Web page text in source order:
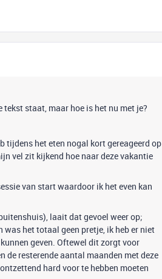
staat, maar hoe is het nu met je?
tijdens het eten nogal kort gereageerd op
vel zit kijkend hoe naar deze vakantie
van start waardoor ik het even kan
laait dat gevoel weer op;
het totaal geen pretje, ik heb er niet
geven. Oftewel dit zorgt voor
resterende aantal maanden met deze
hard voor te hebben moeten